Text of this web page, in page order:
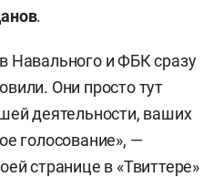
.
Навального и ФБК сразу
Они просто тут
деятельности, ваших
голосование», —
странице в «Твиттере»